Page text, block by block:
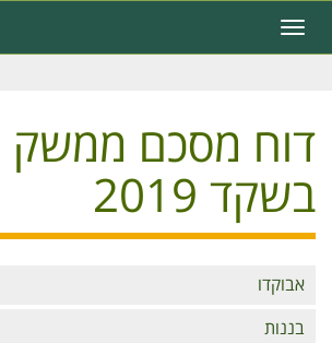
לתוכן
העיקרי
Toggle
navigation
דוח מסכם ממשק
בשקד 2019
Branches
אבוקדו
בננות